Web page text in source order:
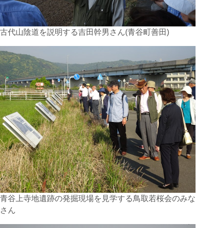
古代山陰道を説明する吉田幹男さん(青谷町善田)
青谷上寺地遺跡の発掘現場を見学する鳥取若桜会のみな
さん